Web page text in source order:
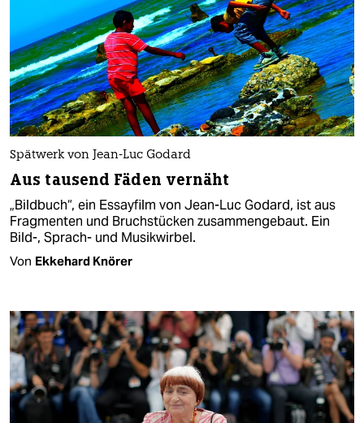
Spätwerk von Jean-Luc Godard
Aus tausend Fäden vernäht
„Bildbuch“, ein Essayfilm von Jean-Luc Godard, ist aus
Fragmenten und Bruchstücken zusammengebaut. Ein
Bild-, Sprach- und Musikwirbel.
Von Ekkehard Knörer